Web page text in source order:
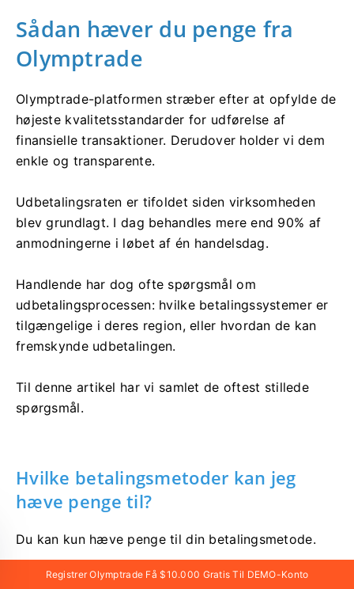
Sådan hæver du penge fra
Olymptrade
Olymptrade-platformen stræber efter at opfylde de
højeste kvalitetsstandarder for udførelse af
finansielle transaktioner. Derudover holder vi dem
enkle og transparente.
Udbetalingsraten er tifoldet siden virksomheden
blev grundlagt. I dag behandles mere end 90% af
anmodningerne i løbet af én handelsdag.
Handlende har dog ofte spørgsmål om
udbetalingsprocessen: hvilke betalingssystemer er
tilgængelige i deres region, eller hvordan de kan
fremskynde udbetalingen.
Til denne artikel har vi samlet de oftest stillede
spørgsmål.
Hvilke betalingsmetoder kan jeg
hæve penge til?
Du kan kun hæve penge til din betalingsmetode.
Hvis du har foretaget en indbetaling med 2
Registrer Olymptrade Få $10.000 Gratis Til DEMO-Konto